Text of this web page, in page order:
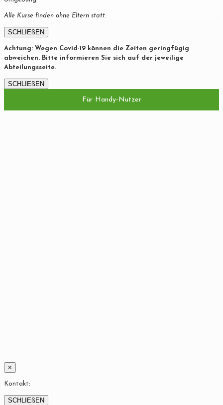
Alle Kurse finden ohne Eltern statt.
SCHLIEßEN
Achtung: Wegen Covid-19 können die Zeiten geringfügig
abweichen. Bitte informieren Sie sich auf der jeweilige
Abteilungsseite.
SCHLIEßEN
Für Handy-Nutzer
×
Kontakt:
SCHLIEßEN